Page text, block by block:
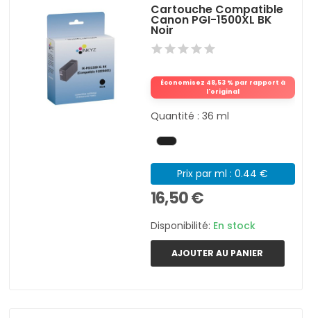
Cartouche Compatible
Canon PGI-1500XL BK
Noir
Économisez 48,53 % par rapport à
l'original
Quantité : 36 ml
Prix par ml : 0.44 €
16,50 €
Disponibilité: En stock
AJOUTER AU PANIER